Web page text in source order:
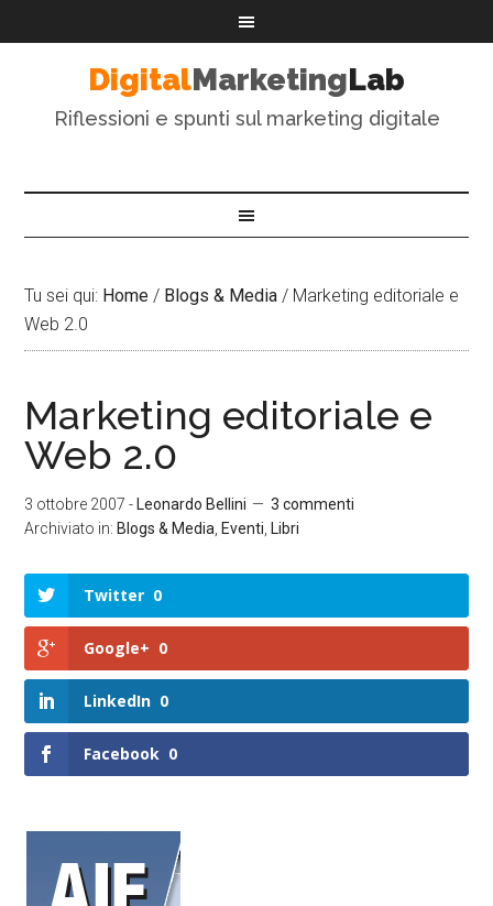
DigitalMarketingLab
Riflessioni e spunti sul marketing digitale
Tu sei qui: Home / Blogs & Media / Marketing editoriale e
Web 2.0
Marketing editoriale e
Web 2.0
3 ottobre 2007 - Leonardo Bellini
3 commenti
Archiviato in: Blogs & Media Eventi Libri
Twitter 0
Google+ 0
LinkedIn 0
Facebook 0